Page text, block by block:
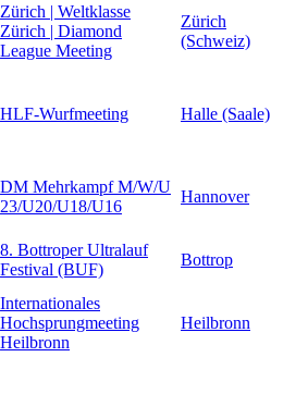
Zürich | Weltklasse
Zürich | Diamond
League Meeting
Zürich
(Schweiz)
HLF-Wurfmeeting Halle (Saale)
DM Mehrkampf M/W/U
23/U20/U18/U16
Hannover
8. Bottroper Ultralauf
Festival (BUF)
Bottrop
Internationales
Hochsprungmeeting
Heilbronn
Heilbronn